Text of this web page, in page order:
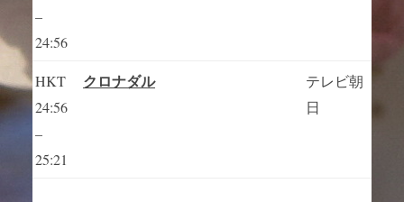
–
24:56
HKT
24:56
–
25:21
クロナダル
テレビ朝
日